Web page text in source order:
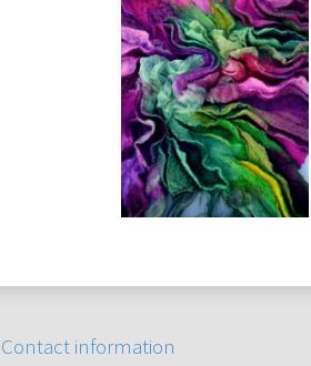
Contact information